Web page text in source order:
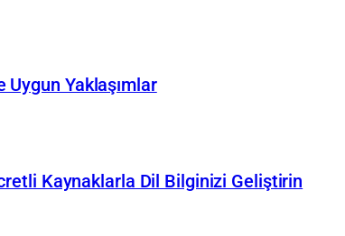
Uygun Yaklaşımlar
Kaynaklarla Dil Bilginizi Geliştirin